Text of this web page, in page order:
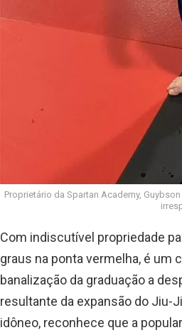
Proprietário da Spartan Academy,
Com indiscutível propriedade
graus na ponta vermelha, é
banalização da graduação a
resultante da expansão do Jiu-
idôneo, reconhece que a